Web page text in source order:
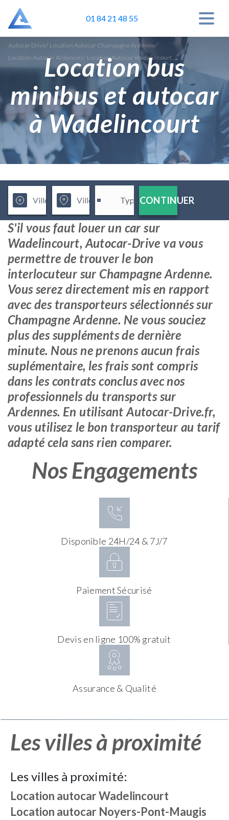
01 84 21 48 55
Autocar Drive/ Location Autocar Champagne Ardenne/
Location Autocar Ardennes/ Location Autocar Wadelincourt
Location bus
minibus et autocar
à Wadelincourt
CONTINUER
S'il vous faut louer un car sur
Wadelincourt, Autocar-Drive va vous
permettre de trouver le bon
interlocuteur sur Champagne Ardenne.
Vous serez directement mis en rapport
avec des transporteurs sélectionnés sur
Champagne Ardenne. Ne vous souciez
plus des suppléments de dernière
minute. Nous ne prenons aucun frais
suplémentaire, les frais sont compris
dans les contrats conclus avec nos
professionnels du transports sur
Ardennes. En utilisant Autocar-Drive.fr,
vous utilisez le bon transporteur au tarif
adapté cela sans rien comparer.
Nos Engagements
Disponible 24H/24 & 7J/7
Paiement Sécurisé
Devis en ligne 100% gratuit
Assurance & Qualité
Les villes à proximité
Les villes à proximité:
Location autocarWadelincourt
Location autocar Noyers-Pont-Maugis